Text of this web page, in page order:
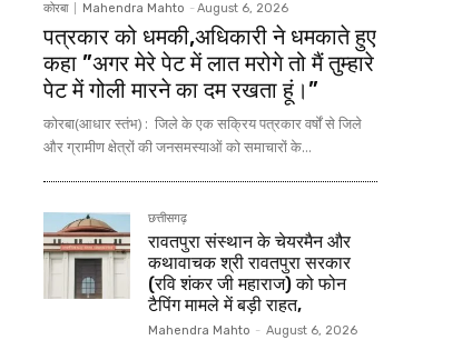
कोरबा Mahendra Mahto - August 6, 2026
पत्रकार को धमकी,अधिकारी ने धमकाते हुए
कहा ”अगर मेरे पेट में लात मरोगे तो मैं तुम्हारे
पेट में गोली मारने का दम रखता हूं।”
कोरबा(आधार स्तंभ) : जिले के एक सक्रिय पत्रकार वर्षों से जिले
और ग्रामीण क्षेत्रों की जनसमस्याओं को समाचारों के...
छत्तीसगढ़
रावतपुरा संस्थान के चेयरमैन और
कथावाचक श्री रावतपुरा सरकार
(रवि शंकर जी महाराज) को फोन
टैपिंग मामले में बड़ी राहत,
Mahendra Mahto - August 6, 2026